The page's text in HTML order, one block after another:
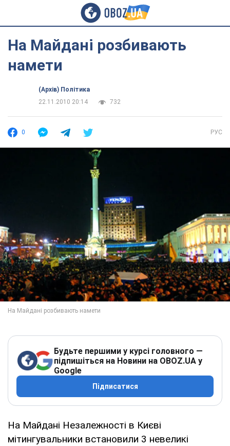
На Майдані розбивають
намети
(Архів) Політика
22.11.2010 20:14
732
0 РУС
Будьте першими у курсі головного —
підпишіться на Новини на OBOZ.UA у
Google
Підписатися
На Майдані Незалежності в Києві
мітингувальники встановили 3 невеликі